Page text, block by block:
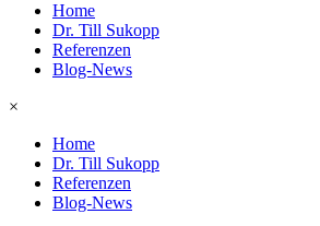
Home
Dr. Till Sukopp
Referenzen
Blog-News
×
Home
Dr. Till Sukopp
Referenzen
Blog-News